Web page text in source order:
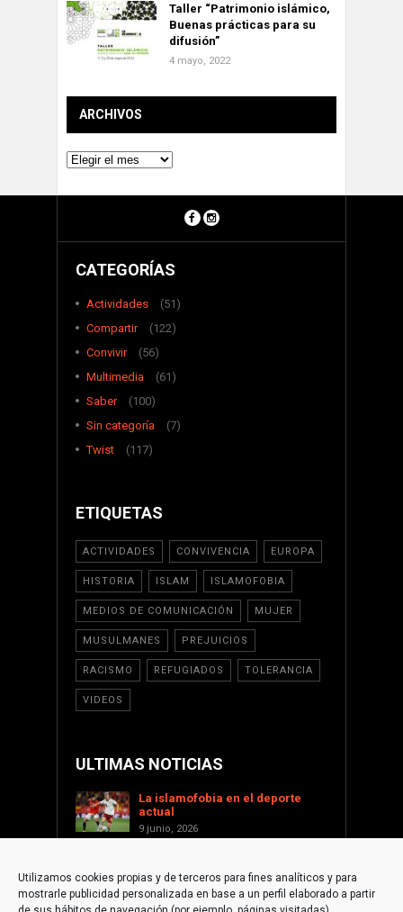
Utilizamos cookies propias y de terceros para fines analíticos y para
mostrarle publicidad personalizada en base a un perfil elaborado a partir
Taller “Patrimonio islámico,
Buenas prácticas para su
difusión”
4 mayo, 2022
ARCHIVOS
Archivos
CATEGORÍAS
Actividades
(51)
Compartir
(122)
Convivir
(56)
Multimedia
(61)
Saber
(100)
Sin categoría
(7)
Twist
(117)
ETIQUETAS
ACTIVIDADES CONVIVENCIA EUROPA
HISTORIA ISLAM ISLAMOFOBIA
MEDIOS DE COMUNICACIÓN MUJER
MUSULMANES PREJUICIOS
RACISMO REFUGIADOS TOLERANCIA
VIDEOS
ULTIMAS NOTICIAS
La islamofobia en el deporte
actual
9 junio, 2026
17 enero, 2026
Apoyar a Palestina desde la